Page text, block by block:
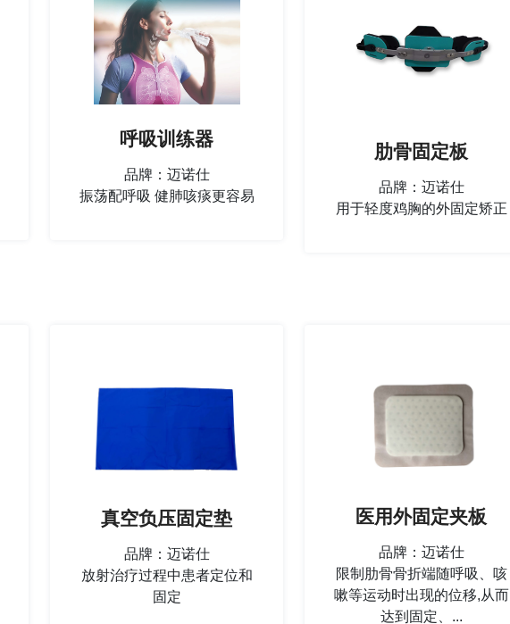
呼吸训练器
品牌：迈诺仕
振荡配呼吸 健肺咳痰更容易
肋骨固定板
品牌：迈诺仕
用于轻度鸡胸的外固定矫正
真空负压固定垫
品牌：迈诺仕
放射治疗过程中患者定位和
固定
医用外固定夹板
品牌：迈诺仕
限制肋骨骨折端随呼吸、咳
嗽等运动时出现的位移,从而
达到固定、...